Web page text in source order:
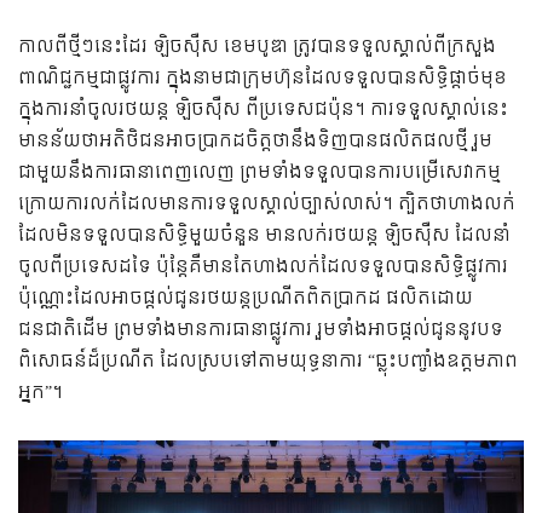
កាលពីថ្មីៗនេះដែរ ឡិចស៊ឺស ខេមបូឌា ត្រូវបានទទួលស្គាល់ពីក្រសួង
ពាណិជ្ជកម្មជាផ្លូវការ ក្នុងនាមជាក្រុមហ៊ុនដែលទទួលបានសិទ្ធិផ្ដាច់មុខ
ក្នុងការនាំចូលរថយន្ត ឡិចស៊ឺស ពីប្រទេសជប៉ុន។ ការទទួលស្គាល់នេះ
មានន័យថាអតិថិជនអាចប្រាកដចិត្តថានឹងទិញបានផលិតផលថ្មី រួម
ជាមួយនឹងការធានាពេញលេញ ព្រមទាំងទទួលបានការបម្រើសេវាកម្ម
ក្រោយការលក់ដែលមានការទទួលស្គាល់ច្បាស់លាស់។ ត្បិតថាហាងលក់
ដែលមិនទទួលបានសិទ្ធិមួយចំនួន មានលក់រថយន្ត ឡិចស៊ឺស ដែលនាំ
ចូលពីប្រទេសដទៃ ប៉ុន្តែគឺមានតែហាងលក់ដែលទទួលបានសិទ្ធិផ្លូវការ
ប៉ុណ្ណោះដែលអាចផ្ដល់ជូនរថយន្តប្រណីតពិតប្រាកដ ផលិតដោយ
ជនជាតិដើម ព្រមទាំងមានការធានាផ្លូវការ រួមទាំងអាចផ្ដល់ជូននូវបទ
ពិសោធន៍ដ៏ប្រណីត ដែលស្របទៅតាមយុទ្ធនាការ “ឆ្លុះបញ្ចាំងឧត្តមភាព
អ្នក”។